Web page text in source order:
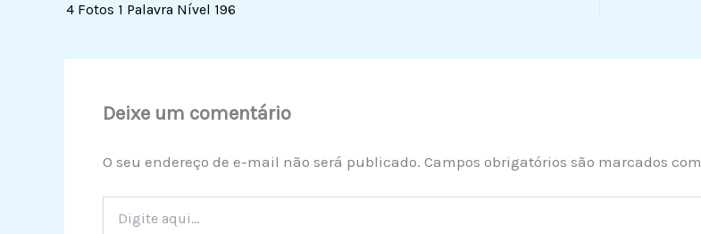
4 Fotos 1 Palavra Nível 196
Deixe um comentário
O seu endereço de e-mail não será publicado. Campos obrigatórios são marcados com
aqui...